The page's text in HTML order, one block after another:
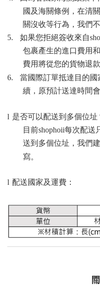
國及海關條例，在清
關沒收等行為，我們
5.
如果您拒絕簽收來自
包裹產生的進口費用
費用將從您的貨物退款
6.
當國際訂單抵達目的國
續，原預計送達時間會
l 是否可以配送到多個位址
目前shophoii每次配送
送到多個位址，我們
寫。
l 配送國家及運費：